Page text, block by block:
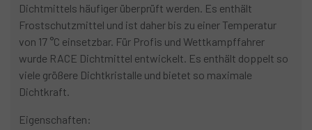
Dichtmittels häufiger überprüft werden. Es enthält
Frostschutzmittel und ist daher bis zu einer Temperatur
von 17 °C einsetzbar. Für Profis und Wettkampffahrer
wurde RACE Dichtmittel entwickelt. Es enthält doppelt so
viele größere Dichtkristalle und bietet so maximale
Dichtkraft.
Eigenschaften: